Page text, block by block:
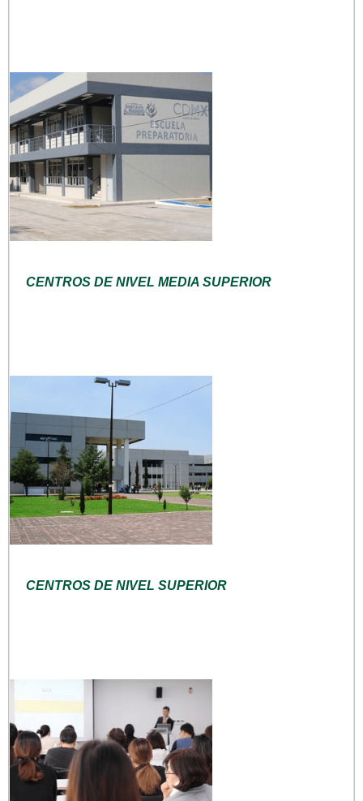
CENTROS DE NIVEL MEDIA SUPERIOR
CENTROS DE NIVEL SUPERIOR